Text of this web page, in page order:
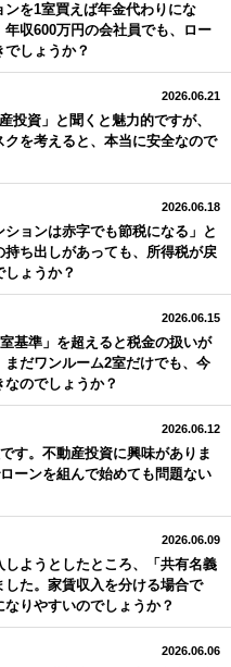
ンを1室買えば年金代わりにな
年収600万円の会社員でも、ロー
でしょうか？
2026.06.21
投資」と聞くと魅力的ですが、
クを考えると、本当に安全なので
2026.06.18
ョンは赤字でも節税になる」と
持ち出しがあっても、所得税が戻
しょうか？
2026.06.15
基準」を超えると税金の扱いが
まだワンルーム2室だけでも、今
のでしょうか？
2026.06.12
す。不動産投資に興味がありま
ーンを組んで始めても問題ない
2026.06.09
しようとしたところ、「共有名義
した。家賃収入を分ける場合で
なりやすいのでしょうか？
2026.06.06